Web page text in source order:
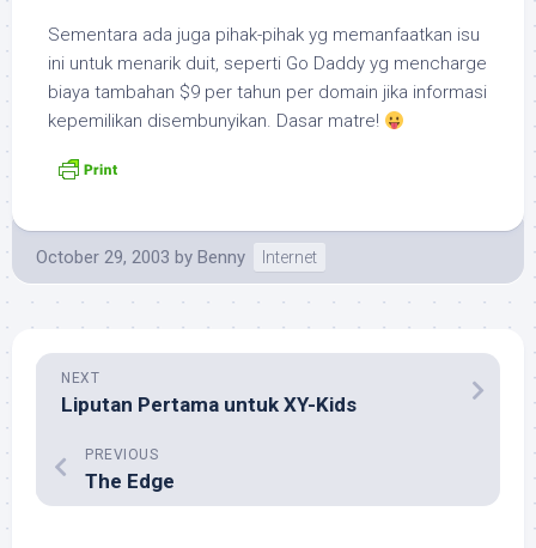
Sementara ada juga pihak-pihak yg memanfaatkan isu
ini untuk menarik duit, seperti Go Daddy yg mencharge
biaya tambahan $9 per tahun per domain jika informasi
kepemilikan disembunyikan. Dasar matre!
October 29, 2003 by Benny Internet
NEXT
Liputan Pertama untuk XY-Kids
PREVIOUS
The Edge